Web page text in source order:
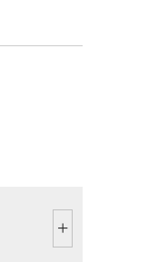
+